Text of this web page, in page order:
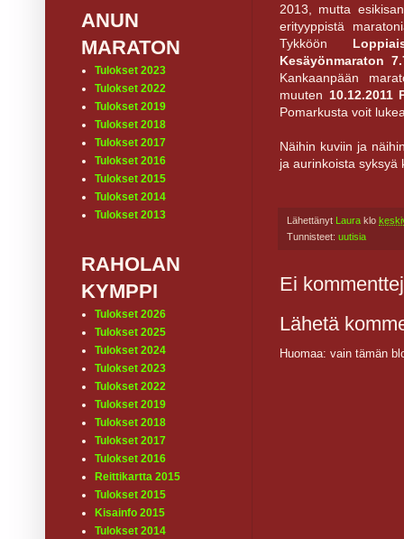
2013, mutta
erityyppistä
Tykköön
Kesäyönmaraton
Kankaanpään
muuten 10.12.2011
Pomarkusta voit
Näihin kuviin ja
ja aurinkoista syksyä
Lähettänyt Laura klo
Tunnisteet: uutisia
Ei
Lähetä
Huomaa: vain tämän
ANUN
MARATON
Tulokset 2023
Tulokset 2022
Tulokset 2019
Tulokset 2018
Tulokset 2017
Tulokset 2016
Tulokset 2015
Tulokset 2014
Tulokset 2013
RAHOLAN
KYMPPI
Tulokset 2026
Tulokset 2025
Tulokset 2024
Tulokset 2023
Tulokset 2022
Tulokset 2019
Tulokset 2018
Tulokset 2017
Tulokset 2016
Reittikartta 2015
Tulokset 2015
Kisainfo 2015
Tulokset 2014